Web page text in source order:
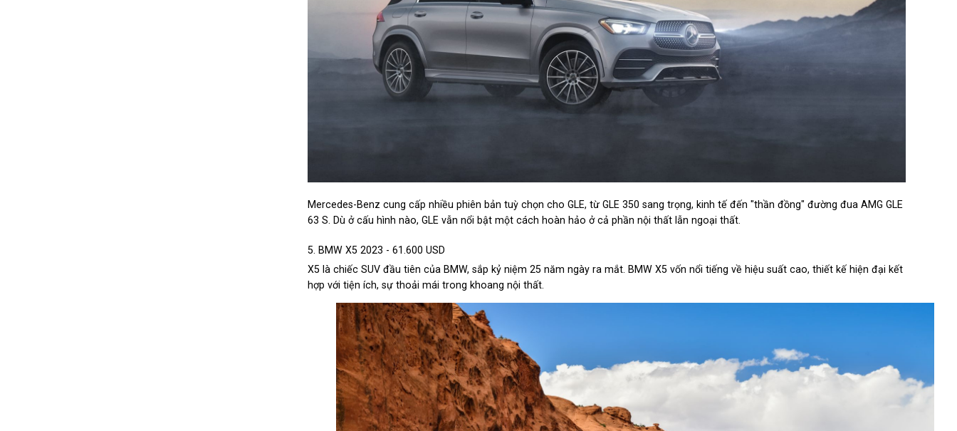
Mercedes-Benz cung cấp nhiều phiên bản tuỳ chọn cho GLE, từ GLE 350 sang trọng, kinh tế đến "thần đồng" đường đua AMG GLE
63 S. Dù ở cấu hình nào, GLE vẫn nổi bật một cách hoàn hảo ở cả phần nội thất lẫn ngoại thất.
5. BMW X5 2023 - 61.600 USD
X5 là chiếc SUV đầu tiên của BMW, sắp kỷ niệm 25 năm ngày ra mắt. BMW X5 vốn nổi tiếng về hiệu suất cao, thiết kế hiện đại kết
hợp với tiện ích, sự thoải mái trong khoang nội thất.